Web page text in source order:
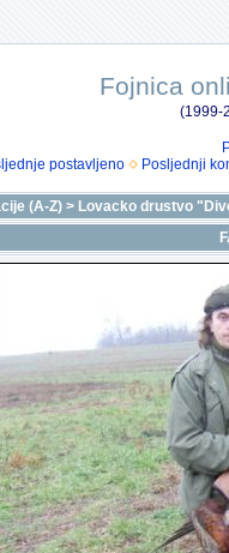
Fojnica
(1999-
postavljeno Posljednji
(A-Z) > Lovacko drustvo